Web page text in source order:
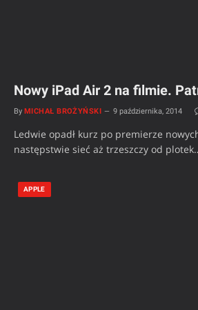
Nowy iPad Air 2 na filmie.
By MICHAŁ BROŻYŃSKI 9 października, 2014
Ledwie opadł kurz po premierze
następstwie sieć aż trzeszczy od
APPLE